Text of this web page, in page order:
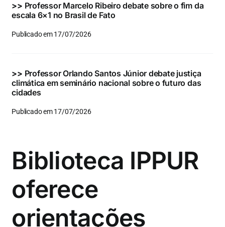
>> Professor Marcelo Ribeiro debate sobre o fim da
escala 6×1 no Brasil de Fato
Publicado em 17/07/2026
>> Professor Orlando Santos Júnior debate justiça
climática em seminário nacional sobre o futuro das
cidades
Publicado em 17/07/2026
Biblioteca IPPUR
oferece
orientações